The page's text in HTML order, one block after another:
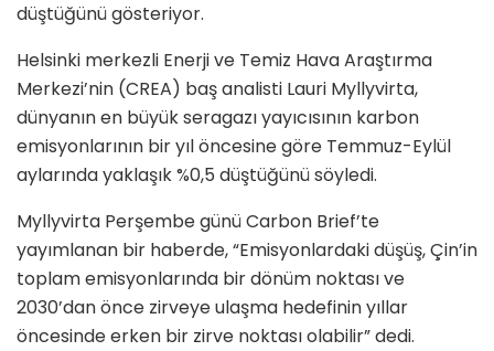
düştüğünü gösteriyor.
Helsinki merkezli Enerji ve Temiz Hava Araştırma
Merkezi’nin (CREA) baş analisti Lauri Myllyvirta,
dünyanın en büyük seragazı yayıcısının karbon
emisyonlarının bir yıl öncesine göre Temmuz-Eylül
aylarında yaklaşık %0,5 düştüğünü söyledi.
Myllyvirta Perşembe günü Carbon Brief’te
yayımlanan bir haberde, “Emisyonlardaki düşüş, Çin’in
toplam emisyonlarında bir dönüm noktası ve
2030’dan önce zirveye ulaşma hedefinin yıllar
öncesinde erken bir zirve noktası olabilir” dedi.